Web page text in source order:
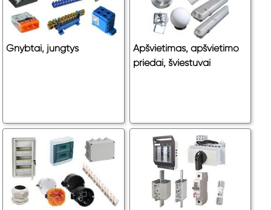
Gnybtai, jungtys
Apšvietimas, apšvietimo
priedai, šviestuvai